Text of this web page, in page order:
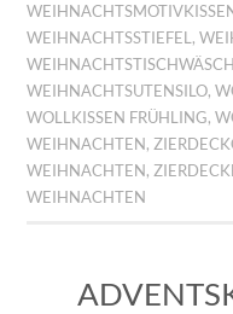
WEIHNACHTSSTIEFEL ,
WEIHNACHTSUTENSILO,
WOLLKISSEN FRÜHLING,
WEIHNACHTEN,
WEIHNACHTEN,
WEIHNACHTEN